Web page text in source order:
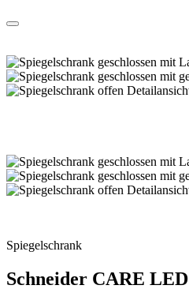
Spiegelschrank
Schneider CARE LED